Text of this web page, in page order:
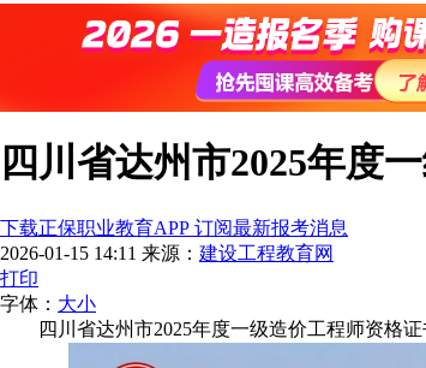
四川省达州市2025年度
下载正保职业教育APP 订阅最新报考消息
2026-01-15 14:11 来源： 建设工程教育网
打印
字体： 大小
四川省达州市2025年度一级造价工程师资格证